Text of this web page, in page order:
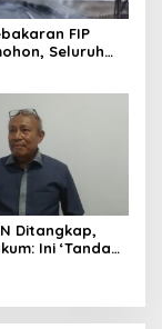
FIP
Seluruh
Ditangkap,
Ini ‘Tanda